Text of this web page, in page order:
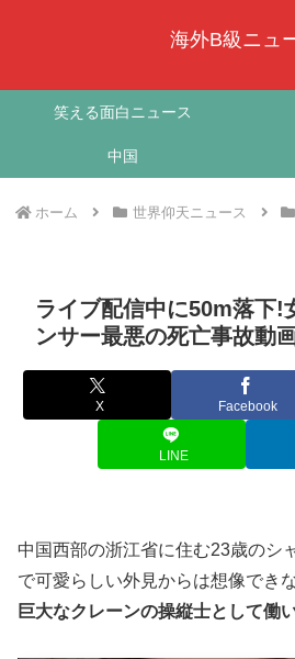
海外B級ニュ
笑える面白ニュース
中国
ホーム 世界仰天ニュース
ライブ配信中に50m落下!
ンサー最悪の死亡事故動
X Facebook
LINE
中国西部の浙江省に住む23歳のシ
で可愛らしい外見からは想像でき
巨大なクレーンの操縦士として働